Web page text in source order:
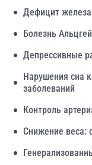
Дефицит железа
Болезнь
Депрессивные
Нарушения сна
заболеваний
Контроль
Снижение веса: